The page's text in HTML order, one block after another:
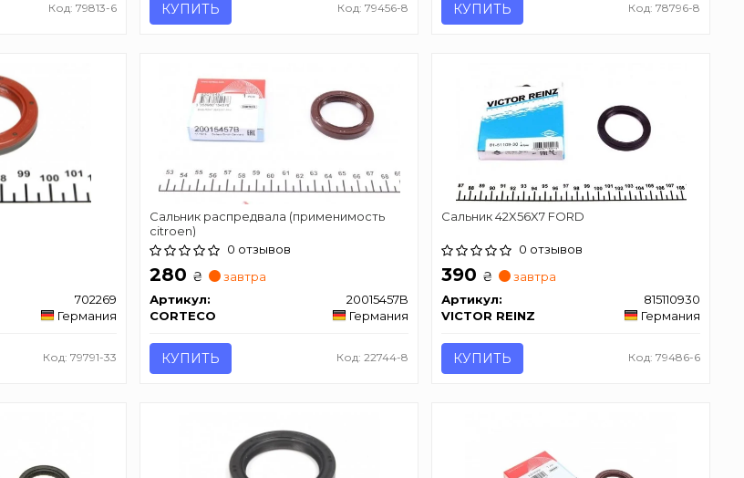
Код: 79813-6 КУПИТЬ Код: 79456-8 КУПИТЬ Код: 78796-8
702269
Германия
Код: 79791-33
Сальник распредвала (применимость
citroen)
0 отзывов
280 ₴
завтра
Артикул:
20015457B
CORTECO
Германия
КУПИТЬ Код: 22744-8
Сальник 42X56X7 FORD
0 отзывов
390 ₴
завтра
Артикул:
815110930
VICTOR REINZ
Германия
КУПИТЬ Код: 79486-6